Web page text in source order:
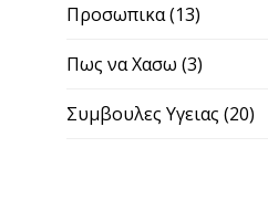
Προσωπικα(13)
Πως να Χασω (3)
Συμβουλες Υγειας (20)